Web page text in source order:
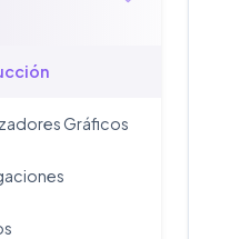
Gráficos